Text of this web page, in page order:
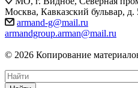
Москва, Кавказский бульвар, д.
armand-g@mail.ru
armandgroup.arman@mail.ru
© 2026 Копирование